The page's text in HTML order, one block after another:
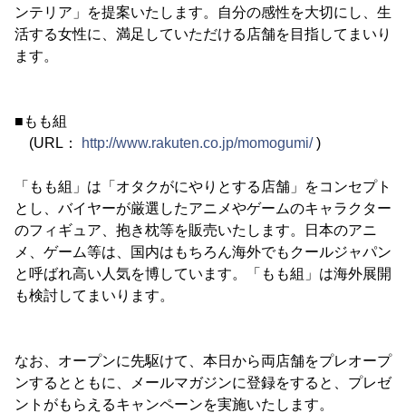
ンテリア」を提案いたします。自分の感性を大切にし、生
活する女性に、満足していただける店舗を目指してまいり
ます。
■もも組
(URL：
http://www.rakuten.co.jp/momogumi/)
「もも組」は「オタクがにやりとする店舗」をコンセプト
とし、バイヤーが厳選したアニメやゲームのキャラクター
のフィギュア、抱き枕等を販売いたします。日本のアニ
メ、ゲーム等は、国内はもちろん海外でもクールジャパン
と呼ばれ高い人気を博しています。「もも組」は海外展開
も検討してまいります。
なお、オープンに先駆けて、本日から両店舗をプレオープ
ンするとともに、メールマガジンに登録をすると、プレゼ
ントがもらえるキャンペーンを実施いたします。